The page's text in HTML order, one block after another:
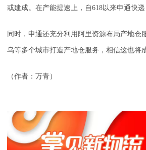
或建成。在产能提速上，自618以来申通快递
同时，申通还充分利用阿里资源布局产地仓
乌等多个城市打造产地仓服务，相信这也将
（作者：万青）